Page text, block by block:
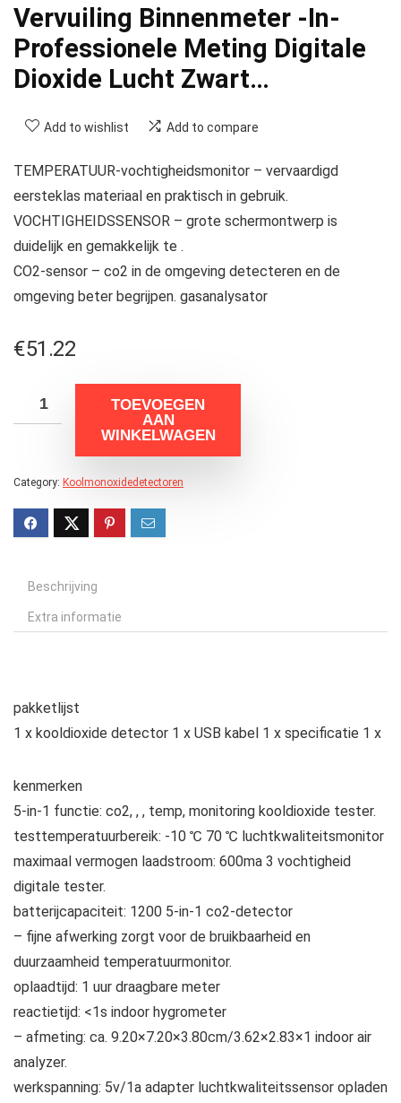
Vervuiling Binnenmeter -In-
Professionele Meting Digitale
Dioxide Lucht Zwart…
Add to wishlist Add to compare
TEMPERATUUR-vochtigheidsmonitor – vervaardigd
eersteklas materiaal en praktisch in gebruik.
VOCHTIGHEIDSSENSOR – grote schermontwerp is
duidelijk en gemakkelijk te .
CO2-sensor – co2 in de omgeving detecteren en de
omgeving beter begrijpen. gasanalysator
€51.22
TOEVOEGEN
AAN
WINKELWAGEN
Category: Koolmonoxidedetectoren
Beschrijving
Extra informatie
pakketlijst
1 x kooldioxide detector 1 x USB kabel 1 x specificatie 1 x
kenmerken
5-in-1 functie: co2, , , temp, monitoring kooldioxide tester.
testtemperatuurbereik: -10 ℃ 70 ℃ luchtkwaliteitsmonitor
maximaal vermogen laadstroom: 600ma 3 vochtigheid
digitale tester.
batterijcapaciteit: 1200 5-in-1 co2-detector
– fijne afwerking zorgt voor de bruikbaarheid en
duurzaamheid temperatuurmonitor.
oplaadtijd: 1 uur draagbare meter
reactietijd: <1s indoor hygrometer
– afmeting: ca. 9.20×7.20×3.80cm/3.62×2.83×1 indoor air
analyzer.
werkspanning: 5v/1a adapter luchtkwaliteitssensor opladen